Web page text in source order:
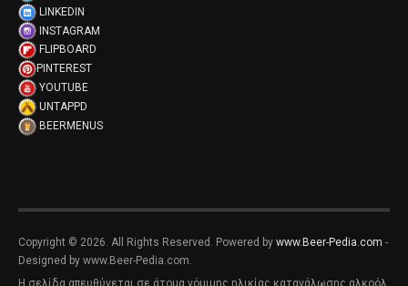
LINKEDIN
INSTAGRAM
FLIPBOARD
PINTEREST
YOUTUBE
UNTAPPD
BEERMENUS
Copyright © 2026. All Rights Reserved. Powered by www.Beer-Pedia.com -
Designed by www.Beer-Pedia.com.
Η σελίδα απευθύνεται σε άτομα νόμιμης ηλικίας κατανάλωσης αλκοόλ,